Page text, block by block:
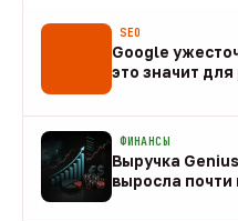
SEO
Google
это значит
ФИНАНСЫ
Выручка
выросла почти